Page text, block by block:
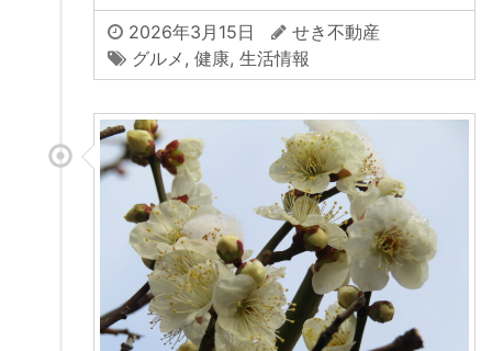
2026年3月15日
せき不動産
グルメ , 健康, 生活情報